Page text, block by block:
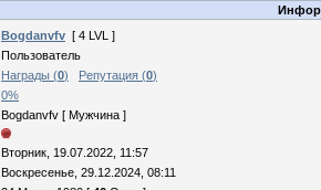
Bogdanvfv [ 4 LVL ]
Пользователь
Награды (0) Репутация (0)
0%
Bogdanvfv [ Мужчина ]
Вторник, 19.07.2022, 11:57
Воскресенье, 29.12.2024, 08:11